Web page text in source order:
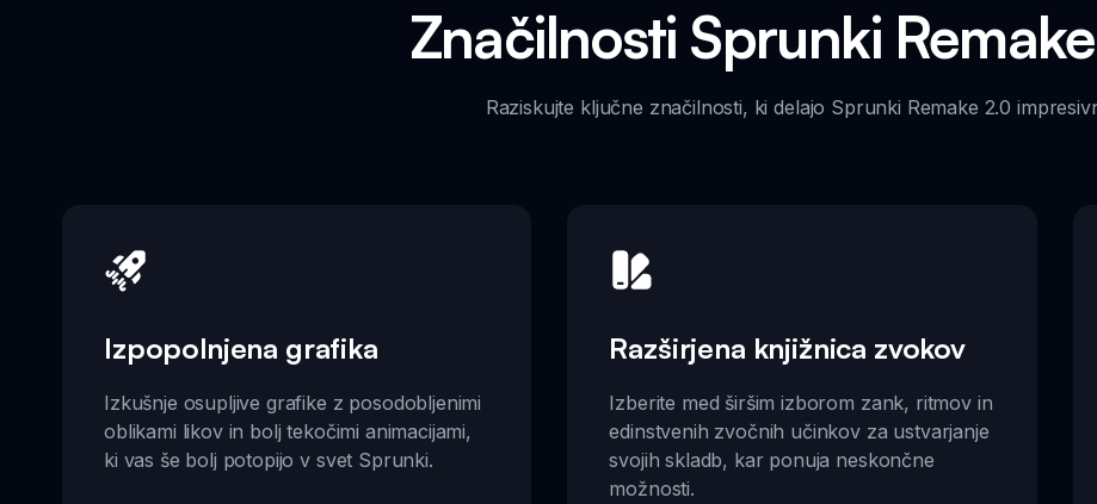
Značilnosti Sprunki
Raziskujte ključne značilnosti, ki delajo Sprunki Remake 2.0
Izpopolnjena grafika
Izkušnje osupljive grafike z posodobljenimi
oblikami likov in bolj tekočimi animacijami,
ki vas še bolj potopijo v svet Sprunki.
Razširjena knjižnica zvokov
Izberite med širšim izborom zank, ritmov in
edinstvenih zvočnih učinkov za ustvarjanje
svojih skladb, kar ponuja neskončne
možnosti.